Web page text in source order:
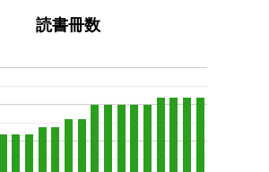
読書冊数